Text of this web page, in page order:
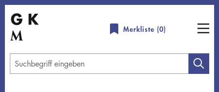
Direkt
zum
Inhalt
Merkliste (0)
Geben
Sie